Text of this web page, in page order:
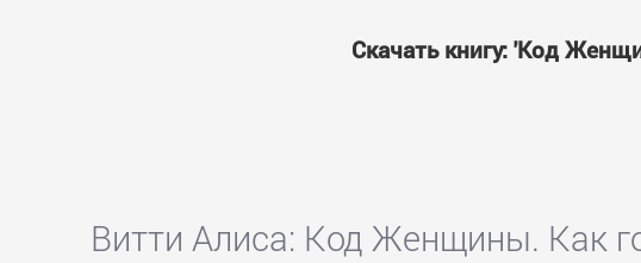
Скачать книгу: 'Код
Витти Алиса: Код Женщины. Как